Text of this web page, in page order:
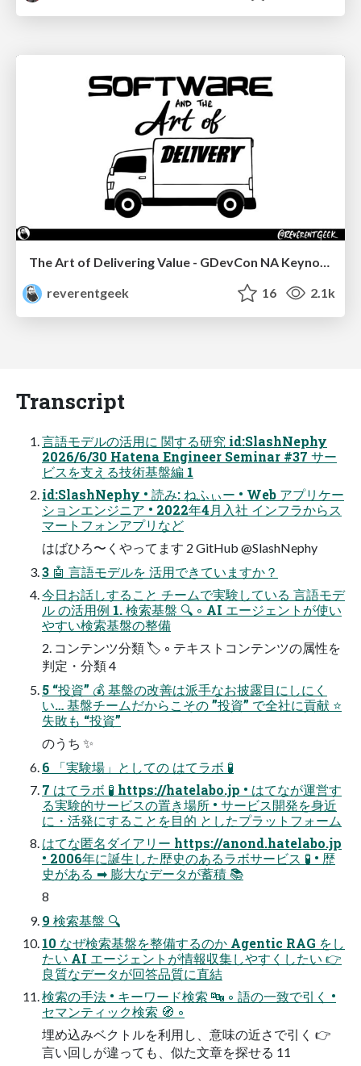
reverentgeek
16 2.1k
Transcript
言語モデルの活用に 関する研究 id:SlashNephy
2026/6/30 Hatena Engineer Seminar #37 サー
ビスを支える技術基盤編 1
id:SlashNephy • 読み: ねふぃー • Web アプリケー
ションエンジニア • 2022年4月入社 インフラからス
マートフォンアプリなど
はばひろ〜くやってます 2 GitHub @SlashNephy
3 🤖 言語モデルを 活用できていますか？
今日お話しすること チームで実験している 言語モデ
ル の活用例 1. 検索基盤 🔍 ◦ AI エージェントが使い
やすい検索基盤の整備
2. コンテンツ分類 🏷 ◦ テキストコンテンツの属性を
判定・分類 4
5 “投資” 💰 基盤の改善は派手なお披露目にしにく
い… 基盤チームだからこその ”投資” で全社に貢献 ⭐
失敗も “投資”
のうち ✨
6 「実験場」としての はてラボ 🧪
7 はてラボ 🧪 https://hatelabo.jp • はてなが運営す
る実験的サービスの置き場所 • サービス開発を身近
に・活発にすることを目的 としたプラットフォーム
はてな匿名ダイアリー https://anond.hatelabo.jp
• 2006年に誕生した歴史のあるラボサービス 🧪 • 歴
史がある ➡ 膨大なデータが蓄積 📚
8
9 検索基盤 🔍
10 なぜ検索基盤を整備するのか Agentic RAG をし
たい AI エージェントが情報収集しやすくしたい 👉
良質なデータが回答品質に直結
検索の手法 • キーワード検索 🔤 ◦ 語の一致で引く •
セマンティック検索 🧭 ◦
埋め込みベクトルを利用し、意味の近さで引く 👉
言い回しが違っても、似た文章を探せる 11